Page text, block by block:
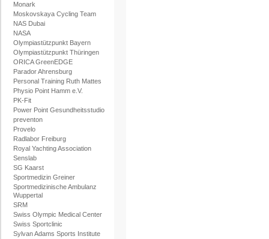
Monark
Moskovskaya Cycling Team
NAS Dubai
NASA
Olympiastützpunkt Bayern
Olympiastützpunkt Thüringen
ORICA GreenEDGE
Parador Ahrensburg
Personal Training Ruth Mattes
Physio Point Hamm e.V.
PK-Fit
Power Point Gesundheitsstudio
preventon
Provelo
Radlabor Freiburg
Royal Yachting Association
Senslab
SG Kaarst
Sportmedizin Greiner
Sportmedizinische Ambulanz
Wuppertal
SRM
Swiss Olympic Medical Center
Swiss Sportclinic
Sylvan Adams Sports Institute